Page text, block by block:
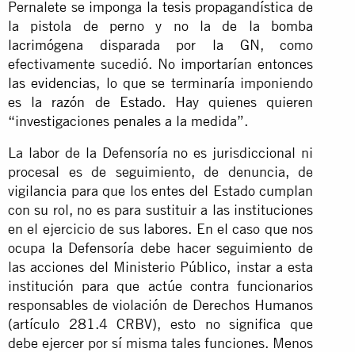
Pernalete se imponga la tesis propagandística de
la pistola de perno y no la de la bomba
lacrimógena disparada por la GN, como
efectivamente sucedió. No importarían entonces
las evidencias, lo que se terminaría imponiendo
es la razón de Estado. Hay quienes quieren
“investigaciones penales a la medida”.
La labor de la Defensoría no es jurisdiccional ni
procesal es de seguimiento, de denuncia, de
vigilancia para que los entes del Estado cumplan
con su rol, no es para sustituir a las instituciones
en el ejercicio de sus labores. En el caso que nos
ocupa la Defensoría debe hacer seguimiento de
las acciones del Ministerio Público, instar a esta
institución para que actúe contra funcionarios
responsables de violación de Derechos Humanos
(artículo 281.4 CRBV), esto no significa que
debe ejercer por sí misma tales funciones. Menos